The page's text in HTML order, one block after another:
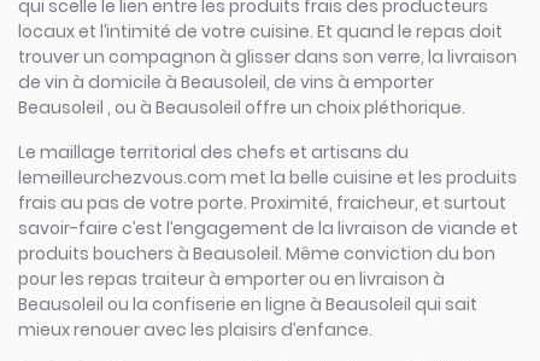
qui scelle le lien entre les produits frais des producteurs
locaux et l’intimité de votre cuisine. Et quand le repas doit
trouver un compagnon à glisser dans son verre, la livraison
de vin à domicile à Beausoleil, de vins à emporter
Beausoleil , ou à Beausoleil offre un choix pléthorique.
Le maillage territorial des chefs et artisans du
lemeilleurchezvous.com met la belle cuisine et les produits
frais au pas de votre porte. Proximité, fraicheur, et surtout
savoir-faire c’est l’engagement de la livraison de viande et
produits bouchers à Beausoleil. Même conviction du bon
pour les repas traiteur à emporter ou en livraison à
Beausoleil ou la confiserie en ligne à Beausoleil qui sait
mieux renouer avec les plaisirs d’enfance.